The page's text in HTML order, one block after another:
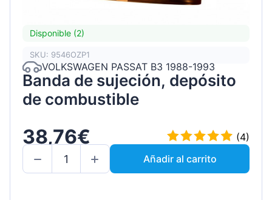
Disponible (2)
SKU: 9546OZP1
VOLKSWAGEN PASSAT B3 1988-1993
Banda de sujeción, depósito
de combustible
38,76€
(4)
Añadir al carrito